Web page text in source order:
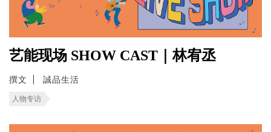
艺能现场 SHOW CAST｜林宥丞
撰文 誠品生活
人物专访